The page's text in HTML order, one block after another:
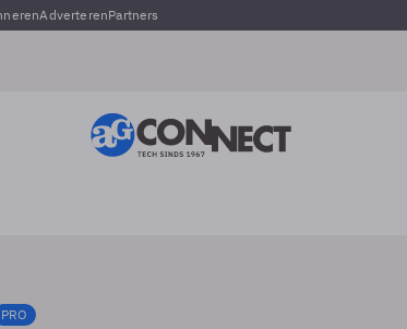
AdverterenPartners
PRO